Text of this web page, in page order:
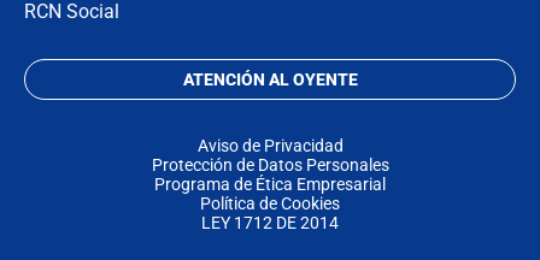
RCN Social
ATENCIÓN AL OYENTE
Aviso de Privacidad
Protección de Datos Personales
Programa de Ética Empresarial
Política de Cookies
LEY 1712 DE 2014